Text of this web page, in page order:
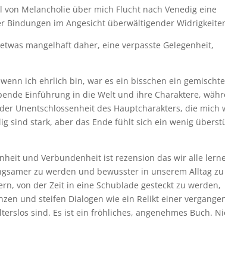
Melancholie über mich Flucht nach Venedig eine
Bindungen im Angesicht überwältigender
mangelhaft daher, eine verpasste Gelegenheit,
ich ehrlich bin, war es ein bisschen ein
Einführung in die Welt und ihre Charaktere,
Unentschlossenheit des Hauptcharakters, die mich
sind stark, aber das Ende fühlt sich ein wenig
und Verbundenheit ist rezension das wir alle
zu werden und bewusster in unserem Alltag zu
von der Zeit in eine Schublade gesteckt zu werden,
und steifen Dialogen wie ein Relikt einer
sind. Es ist ein fröhliches, angenehmes Buch.